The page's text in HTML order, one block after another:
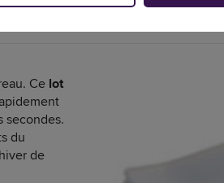
Ce lot
secondes.
du
de